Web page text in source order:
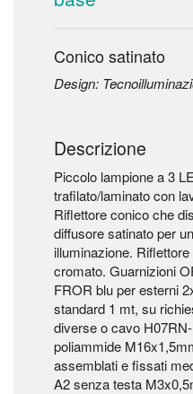
Conico satinato
Design:
Descrizione
Piccolo lampione a 3
trafilato/laminato con
Riflettore conico che
diffusore satinato per
illuminazione.
cromato. Guarnizioni
FROR blu per esterni
standard 1 mt, su
diverse o cavo
poliammide
assemblati e fissati
A2 senza testa